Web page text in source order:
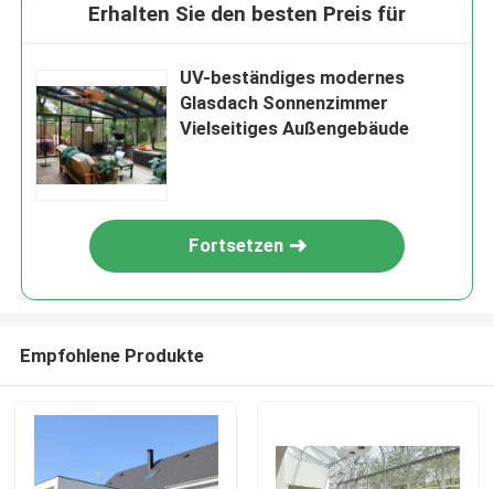
Erhalten Sie den besten Preis für
UV-beständiges modernes
Glasdach Sonnenzimmer
Vielseitiges Außengebäude
Fortsetzen
Empfohlene Produkte